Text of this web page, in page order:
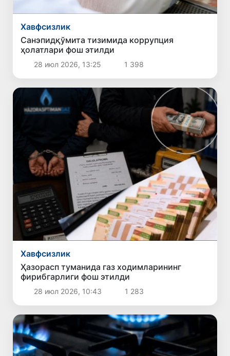
Хавфсизлик
Санэпидқўмита тизимида коррупция
ҳолатлари фош этилди
28 июл 2026, 13:25 1 398
Хавфсизлик
Ҳазорасп туманида газ ходимларининг
фирибгарлиги фош этилди
28 июл 2026, 10:43 1 283